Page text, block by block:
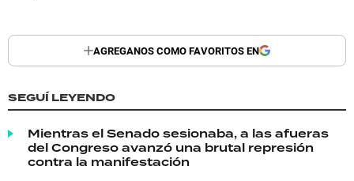
AGREGANOS COMO FAVORITOS EN
SEGUÍ LEYENDO
Mientras el Senado sesionaba, a las afueras
del Congreso avanzó una brutal represión
contra la manifestación